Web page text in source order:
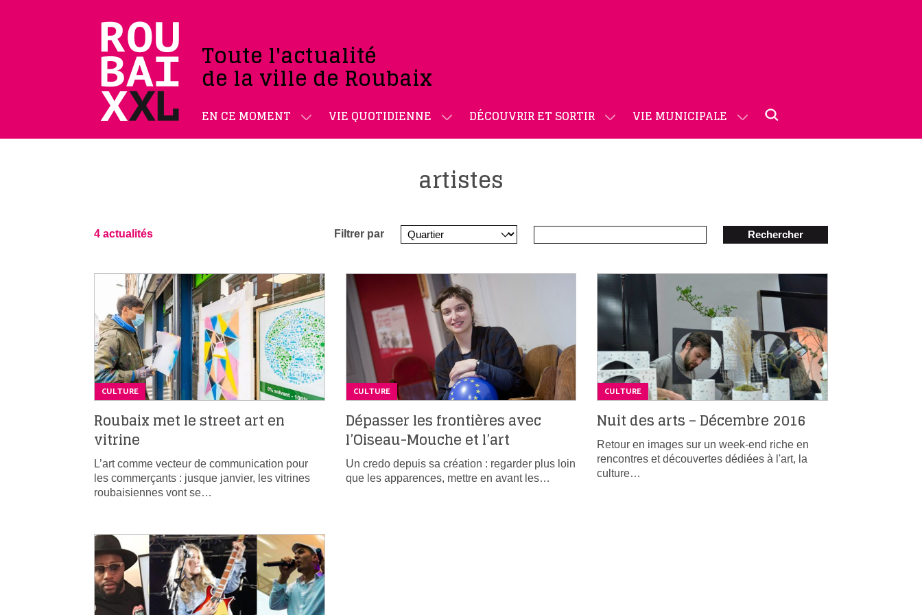
Toute l'actualité
de la ville de Roubaix
EN CE MOMENT VIE QUOTIDIENNE DÉCOUVRIR ET SORTIR VIE MUNICIPALE
artistes
4 actualités Filtrer par Rechercher
CULTURE
Roubaix met le street art en
vitrine
L’art comme vecteur de communication pour
les commerçants : jusque janvier, les vitrines
roubaisiennes vont se…
CULTURE
Dépasser les frontières avec
l’Oiseau-Mouche et l’art
Un credo depuis sa création : regarder plus loin
que les apparences, mettre en avant les…
CULTURE
Nuit des arts – Décembre 2016
Retour en images sur un week-end riche en
rencontres et découvertes dédiées à l'art, la
culture…